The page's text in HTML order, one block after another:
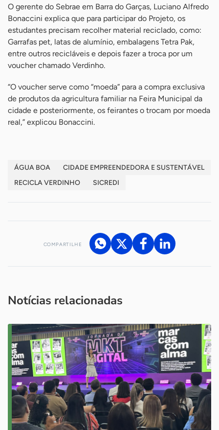
O gerente do Sebrae em Barra do Garças, Luciano Alfredo
Bonaccini explica que para participar do Projeto, os
estudantes precisam recolher material reciclado, como:
Garrafas pet, latas de alumínio, embalagens Tetra Pak,
entre outros recicláveis e depois fazer a troca por um
voucher chamado Verdinho.
“O voucher serve como “moeda” para a compra exclusiva
de produtos da agricultura familiar na Feira Municipal da
cidade e posteriormente, os feirantes o trocam por moeda
real,” explicou Bonaccini.
ÁGUA BOA
CIDADE EMPREENDEDORA E SUSTENTÁVEL
RECICLA VERDINHO
SICREDI
COMPARTILHE
Notícias relacionadas